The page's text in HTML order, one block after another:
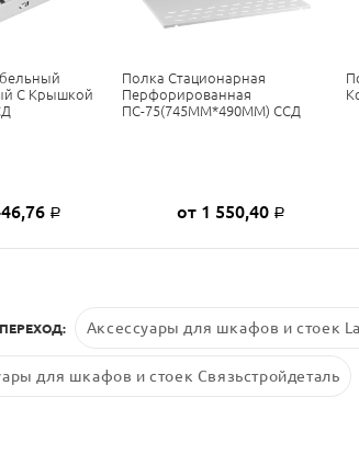
С Крышкой
Р
Полка Стационарная
Перфорированная
ПС-75(745ММ*490ММ) ССД
от 1 550,40 Р
Аксессуары для шкафов и стоек
для шкафов и стоек Связьстройдеталь